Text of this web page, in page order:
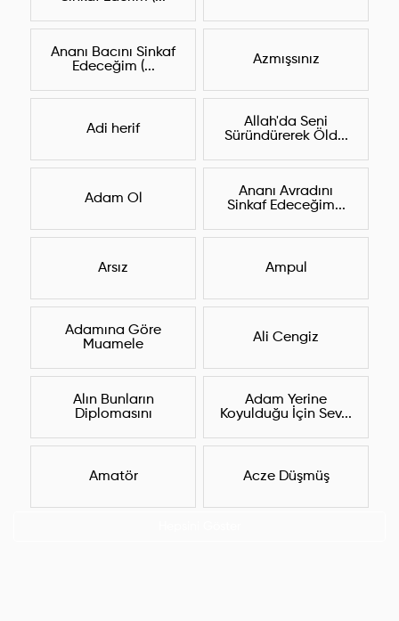
Ananı Bacını Sinkaf
Edeceğim (...
Azmışsınız
Adi herif
Allah'da Seni
Süründürerek Öld...
Adam Ol
Ananı Avradını
Sinkaf Edeceğim...
Arsız Ampul
Adamına Göre
Muamele
Ali Cengiz
Alın Bunların
Diplomasını
Adam Yerine
Koyulduğu İçin Sev...
Amatör Acze Düşmüş